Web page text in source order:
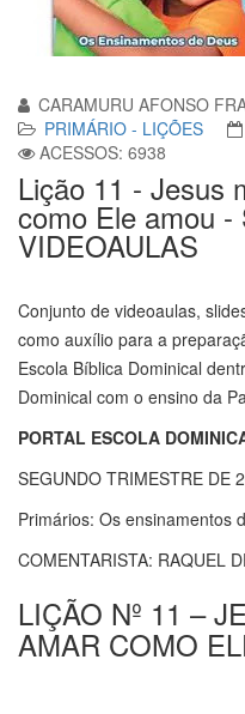
CARAMURU AFONSO
PRIMÁRIO - LIÇÕES
ACESSOS: 6938
Lição 11 - Jesus
como Ele amou
VIDEOAULAS
Conjunto de videoaulas,
como auxílio para a
Escola Bíblica Dominical
Dominical com o ensino da
PORTAL ESCOLA
SEGUNDO TRIMESTRE DE
Primários: Os ensinamentos
COMENTARISTA: RAQUEL
LIÇÃO Nº 11 –
AMAR COMO